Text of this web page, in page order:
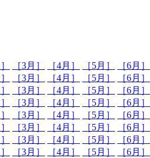
［3月］ ［4月］ ［5月］
［6月］
［3月］ ［4月］ ［5月］
［6月］
［3月］ ［4月］ ［5月］
［6月］
［3月］ ［4月］ ［5月］
［6月］
［3月］ ［4月］ ［5月］
［6月］
［3月］ ［4月］ ［5月］
［6月］
［3月］ ［4月］ ［5月］
［6月］
［3月］ ［4月］ ［5月］
［6月］